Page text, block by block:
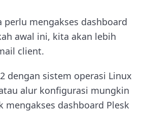
mengakses dashboard
awal ini, kita akan lebih
client.
dengan sistem operasi Linux
alur konfigurasi mungkin
dashboard Plesk